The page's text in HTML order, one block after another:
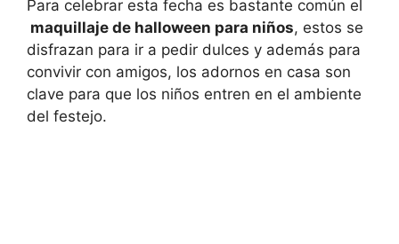
Para celebrar esta fecha es bastante común el
maquillaje de halloween para niños, estos se
disfrazan para ir a pedir dulces y además para
convivir con amigos, los adornos en casa son
clave para que los niños entren en el ambiente
del festejo.